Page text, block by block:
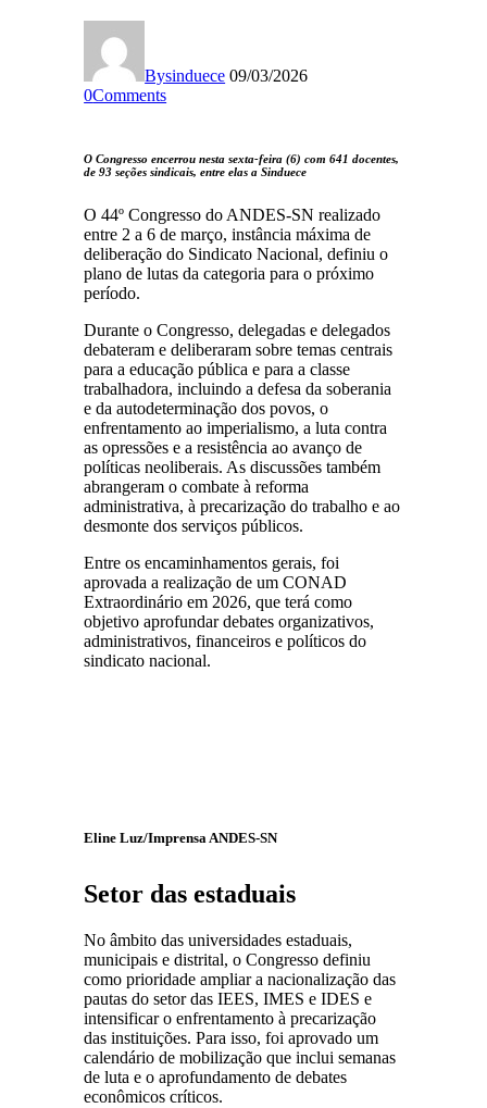
Bysinduece 09/03/2026
0Comments
O Congresso encerrou nesta sexta-feira (6) com 641 docentes,
de 93 seções sindicais, entre elas a Sinduece
O 44º Congresso do ANDES-SN realizado
entre 2 a 6 de março, instância máxima de
deliberação do Sindicato Nacional, definiu o
plano de lutas da categoria para o próximo
período.
Durante o Congresso, delegadas e delegados
debateram e deliberaram sobre temas centrais
para a educação pública e para a classe
trabalhadora, incluindo a defesa da soberania
e da autodeterminação dos povos, o
enfrentamento ao imperialismo, a luta contra
as opressões e a resistência ao avanço de
políticas neoliberais. As discussões também
abrangeram o combate à reforma
administrativa, à precarização do trabalho e ao
desmonte dos serviços públicos.
Entre os encaminhamentos gerais, foi
aprovada a realização de um CONAD
Extraordinário em 2026, que terá como
objetivo aprofundar debates organizativos,
administrativos, financeiros e políticos do
sindicato nacional.
Eline Luz/Imprensa ANDES-SN
Setor das estaduais
No âmbito das universidades estaduais,
municipais e distrital, o Congresso definiu
como prioridade ampliar a nacionalização das
pautas do setor das IEES, IMES e IDES e
intensificar o enfrentamento à precarização
das instituições. Para isso, foi aprovado um
calendário de mobilização que inclui semanas
de luta e o aprofundamento de debates
econômicos críticos.